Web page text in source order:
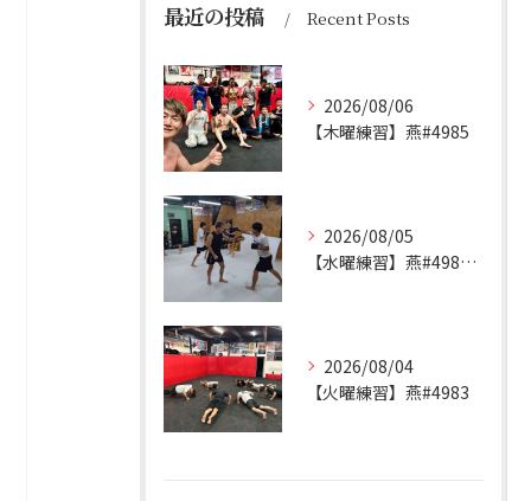
最近の投稿 Recent Posts
2026/08/06
【木曜練習】燕#4985
2026/08/05
【水曜練習】燕#4984見附#492
2026/08/04
【火曜練習】燕#4983